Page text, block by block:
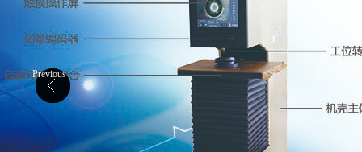
Previous